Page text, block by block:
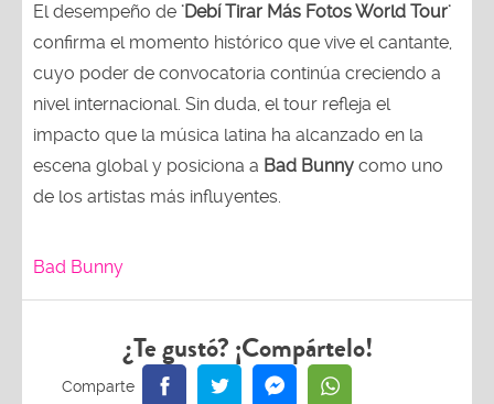
El desempeño de 'Debí Tirar Más Fotos World Tour'
confirma el momento histórico que vive el cantante,
cuyo poder de convocatoria continúa creciendo a
nivel internacional. Sin duda, el tour refleja el
impacto que la música latina ha alcanzado en la
escena global y posiciona a Bad Bunny como uno
de los artistas más influyentes.
Bad Bunny
¿Te gustó? ¡Compártelo!